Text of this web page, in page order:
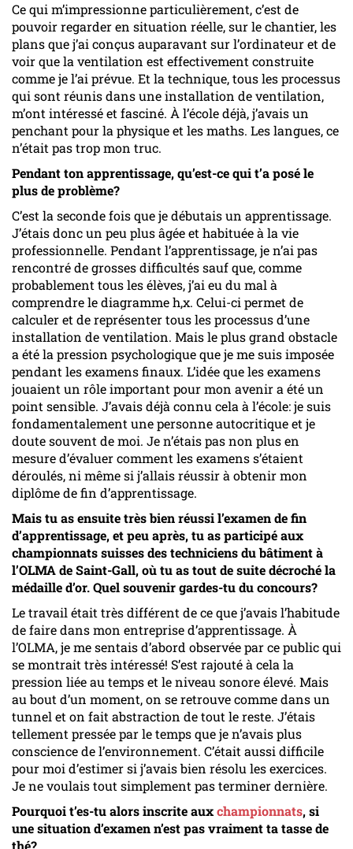
Ce qui m’impressionne particulièrement, c’est de
pouvoir regarder en situation réelle, sur le chantier, les
plans que j’ai conçus auparavant sur l’ordinateur et de
voir que la ventilation est effectivement construite
comme je l’ai prévue. Et la technique, tous les processus
qui sont réunis dans une installation de ventilation,
m’ont intéressé et fasciné. À l’école déjà, j’avais un
penchant pour la physique et les maths. Les langues, ce
n’était pas trop mon truc.
Pendant ton apprentissage, qu’est-ce qui t’a posé le
plus de problème?
C’est la seconde fois que je débutais un apprentissage.
J’étais donc un peu plus âgée et habituée à la vie
professionnelle. Pendant l’apprentissage, je n’ai pas
rencontré de grosses difficultés sauf que, comme
probablement tous les élèves, j’ai eu du mal à
comprendre le diagramme h,x. Celui-ci permet de
calculer et de représenter tous les processus d’une
installation de ventilation. Mais le plus grand obstacle
a été la pression psychologique que je me suis imposée
pendant les examens finaux. L’idée que les examens
jouaient un rôle important pour mon avenir a été un
point sensible. J’avais déjà connu cela à l’école: je suis
fondamentalement une personne autocritique et je
doute souvent de moi. Je n’étais pas non plus en
mesure d’évaluer comment les examens s’étaient
déroulés, ni même si j’allais réussir à obtenir mon
diplôme de fin d’apprentissage.
Mais tu as ensuite très bien réussi l’examen de fin
d’apprentissage, et peu après, tu as participé aux
championnats suisses des techniciens du bâtiment à
l’OLMA de Saint-Gall, où tu as tout de suite décroché la
médaille d’or. Quel souvenir gardes-tu du concours?
Le travail était très différent de ce que j’avais l’habitude
de faire dans mon entreprise d’apprentissage. À
l’OLMA, je me sentais d’abord observée par ce public qui
se montrait très intéressé! S’est rajouté à cela la
pression liée au temps et le niveau sonore élevé. Mais
au bout d’un moment, on se retrouve comme dans un
tunnel et on fait abstraction de tout le reste. J’étais
tellement pressée par le temps que je n’avais plus
conscience de l’environnement. C’était aussi difficile
pour moi d’estimer si j’avais bien résolu les exercices.
Je ne voulais tout simplement pas terminer dernière.
Pourquoi t’es-tu alors inscrite auxchampionnats, si
une situation d’examen n’est pas vraiment ta tasse de
thé?